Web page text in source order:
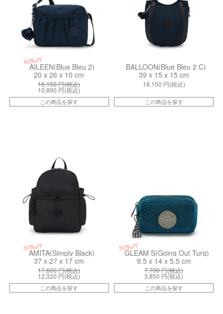
40%off
AILEEN(Blue Bleu 2)
20 x 26 x 10 cm
18,150円(税込)
10,890 円(税込)
この商品を探す
BALLOON(Blue Bleu 2 C)
39 x 15 x 15 cm
18,150 円(税込)
この商品を探す
30%off
AMITA(Simply Black)
37 x 27 x 17 cm
17,600円(税込)
12,320 円(税込)
この商品を探す
50%off
GLEAM S(Going Out Turq)
9.5 x 14 x 5.5 cm
7,700円(税込)
3,850 円(税込)
この商品を探す